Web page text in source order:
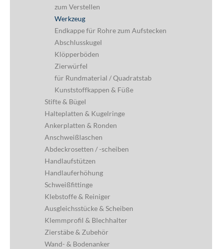
zum Verstellen
Werkzeug
Endkappe für Rohre zum Aufstecken
Abschlusskugel
Klöpperböden
Zierwürfel
für Rundmaterial / Quadratstab
Kunststoffkappen & Füße
Stifte & Bügel
Halteplatten & Kugelringe
Ankerplatten & Ronden
Anschweißlaschen
Abdeckrosetten / -scheiben
Handlaufstützen
Handlauferhöhung
Schweißfittinge
Klebstoffe & Reiniger
Ausgleichsstücke & Scheiben
Klemmprofil & Blechhalter
Zierstäbe & Zubehör
Wand- & Bodenanker